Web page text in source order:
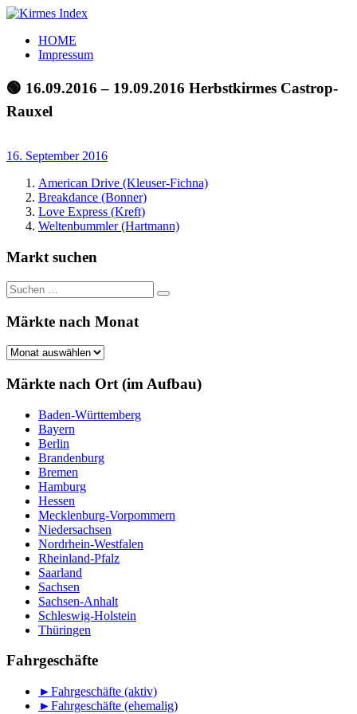
Zum
springen
Kirmes
Index
Tourpläne
der
letzten
Jahre
HOME
Impressum
🟢 16.09.2016 – 19.09.2016 Herbstkirmes Castrop-
Rauxel
16. September 2016
American Drive (Kleuser-Fichna)
Breakdance (Bonner)
Love Express (Kreft)
Weltenbummler (Hartmann)
Markt suchen
Suchen
nach:
Suchen
Märkte nach Monat
Märkte
Monat
Märkte nach Ort (im Aufbau)
Baden-Württemberg
Bayern
Berlin
Brandenburg
Bremen
Hamburg
Hessen
Mecklenburg-Vorpommern
Niedersachsen
Nordrhein-Westfalen
Rheinland-Pfalz
Saarland
Sachsen
Sachsen-Anhalt
Schleswig-Holstein
Thüringen
Fahrgeschäfte
►Fahrgeschäfte (aktiv)
►Fahrgeschäfte (ehemalig)